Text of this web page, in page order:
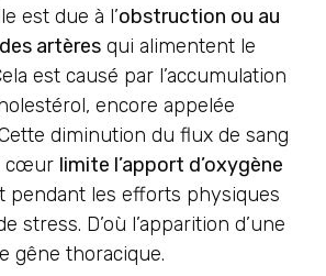
est due à l’obstruction ou au
artères qui alimentent le
est causé par l’accumulation
encore appelée
diminution du flux de sang
cœur limite l’apport d’oxygène
pendant les efforts physiques
stress. D’où l’apparition d’une
gêne thoracique.